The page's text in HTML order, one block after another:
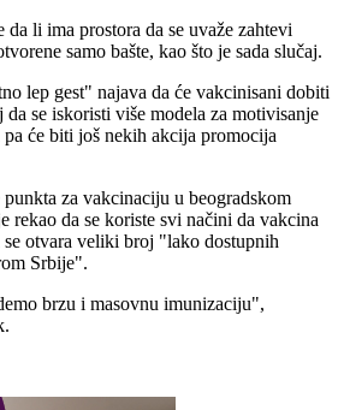
li ima prostora da se uvaže zahtevi
samo bašte, kao što je sada slučaj.
lep gest" najava da će vakcinisani dobiti
se iskoristi više modela za motivisanje
pa će biti još nekih akcija promocija
za vakcinaciju u beogradskom
rekao da se koriste svi načini da vakcina
se otvara veliki broj "lako dostupnih
Srbije".
brzu i masovnu imunizaciju",